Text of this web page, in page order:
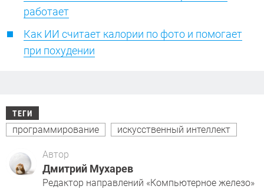
работает
Как ИИ считает калории по фото и помогает
при похудении
ТЕГИ
программирование искусственный интеллект
Автор
Дмитрий Мухарев
Редактор направлений «Компьютерное железо»